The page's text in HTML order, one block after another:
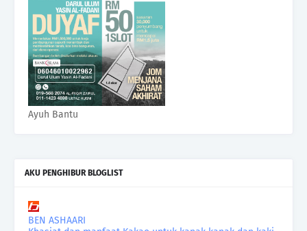
Ayuh Bantu
AKU PENGHIBUR BLOGLIST
BEN ASHAARI